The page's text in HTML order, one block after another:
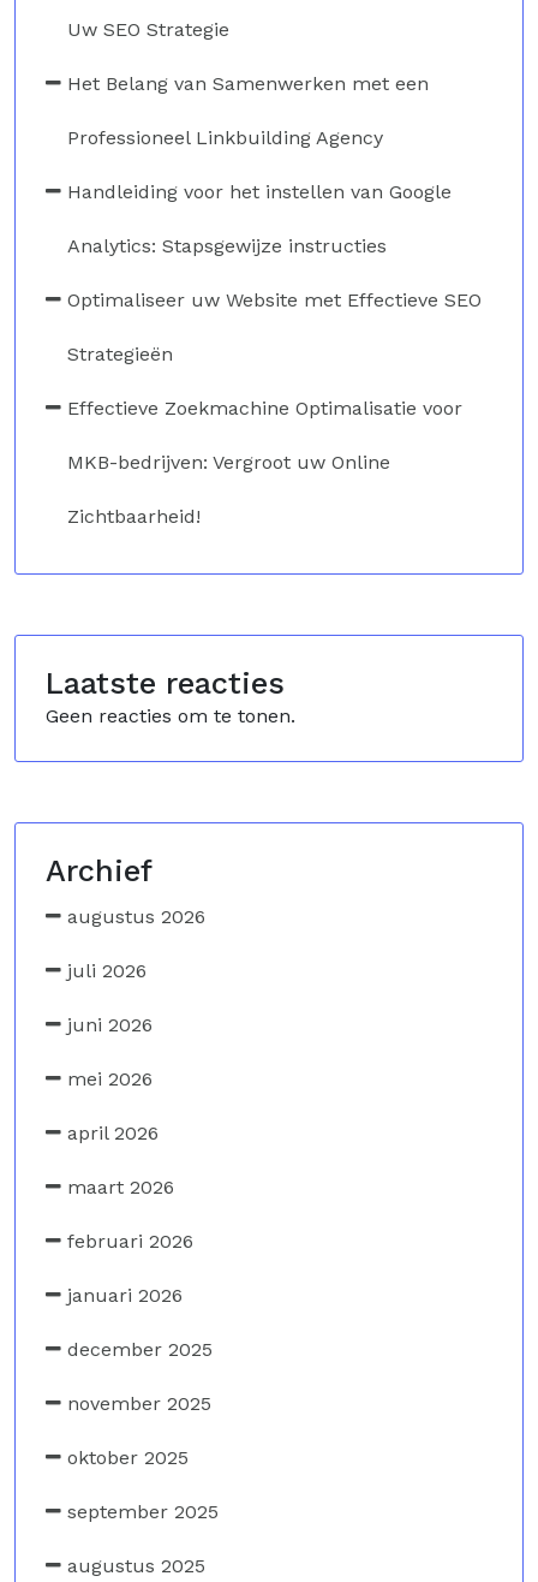
Uw SEO Strategie
Het Belang van Samenwerken met een
Professioneel Linkbuilding Agency
Handleiding voor het instellen van Google
Analytics: Stapsgewijze instructies
Optimaliseer uw Website met Effectieve SEO
Strategieën
Effectieve Zoekmachine Optimalisatie voor
MKB-bedrijven: Vergroot uw Online
Zichtbaarheid!
Laatste reacties
Geen reacties om te tonen.
Archief
augustus 2026
juli 2026
juni 2026
mei 2026
april 2026
maart 2026
februari 2026
januari 2026
december 2025
november 2025
oktober 2025
september 2025
augustus 2025